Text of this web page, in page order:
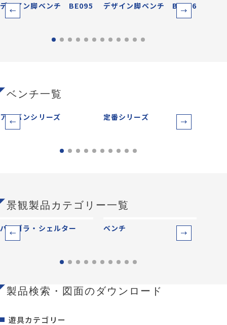
デザイン脚ベンチ BE095 デザイン脚ベンチ BE096
ベンチ一覧
アーバンシリーズ 定番シリーズ
景観製品カテゴリー一覧
パーゴラ・シェルター ベンチ
製品検索・図面のダウンロード
遊具カテゴリー